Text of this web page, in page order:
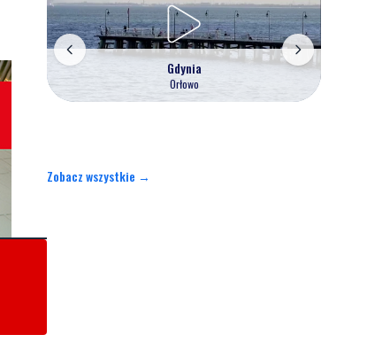
Gdynia
Orłowo
Zobacz wszystkie →